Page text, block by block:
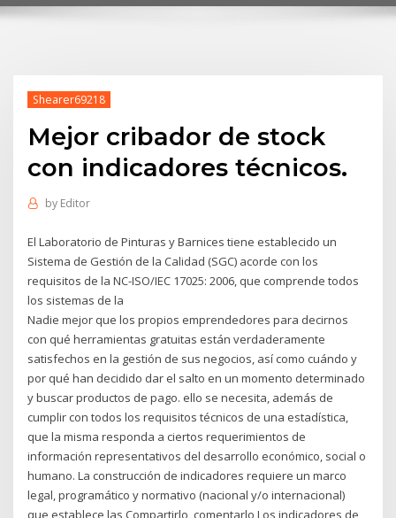
Shearer69218
Mejor cribador de stock
con indicadores técnicos.
by Editor
El Laboratorio de Pinturas y Barnices tiene establecido un
Sistema de Gestión de la Calidad (SGC) acorde con los
requisitos de la NC-ISO/IEC 17025: 2006, que comprende todos
los sistemas de la
Nadie mejor que los propios emprendedores para decirnos
con qué herramientas gratuitas están verdaderamente
satisfechos en la gestión de sus negocios, así como cuándo y
por qué han decidido dar el salto en un momento determinado
y buscar productos de pago. ello se necesita, además de
cumplir con todos los requisitos técnicos de una estadística,
que la misma responda a ciertos requerimientos de
información representativos del desarrollo económico, social o
humano. La construcción de indicadores requiere un marco
legal, programático y normativo (nacional y/o internacional)
que establece las Compartirlo, comentarlo Los indicadores de